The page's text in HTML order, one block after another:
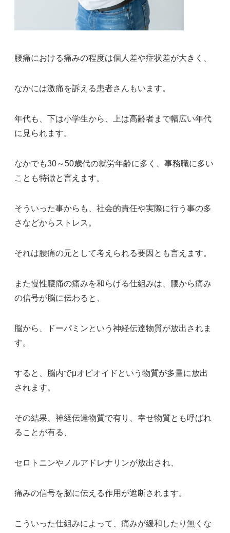
腰痛における痛みの程度は個人差や症状差が大きく、
なかには激痛を訴える患者さんもいます。
年代も、下は小学生から、上は高齢者まで幅広い年代
に見られます。
なかでも30～50歳代の就労年齢に多く、事務職に多い
ことも特徴と言えます。
そういった事からも、社会的責任や実際に行う事の多
さなどからストレス。
それは腰痛の元として考えられる要因とも言えます。
また慢性腰痛の痛みを和らげる仕組みは、腰から痛み
の信号が脳に伝わると、
脳から、ドーパミンという神経伝達物質が放出されま
す。
すると、脳内でμオピオイドという物質が多量に放出
されます。
その結果、神経伝達物質で有り、幸せ物質とも呼ばれ
ることが有る、
セロトニンやノルアドレナリンが放出され、
痛みの信号を脳に伝える作用が遮断されます。
こういった仕組みによって、痛みが緩和したり無くな